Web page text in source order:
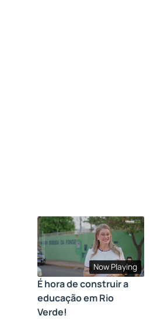
Now Playing
É hora de construir a
educação em Rio
Verde!